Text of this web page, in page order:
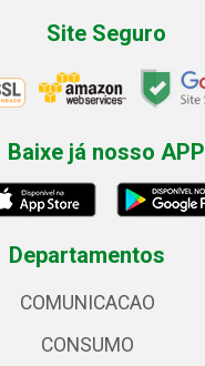
Site Seguro
Baixe já nosso APP
Departamentos
COMUNICACAO
CONSUMO